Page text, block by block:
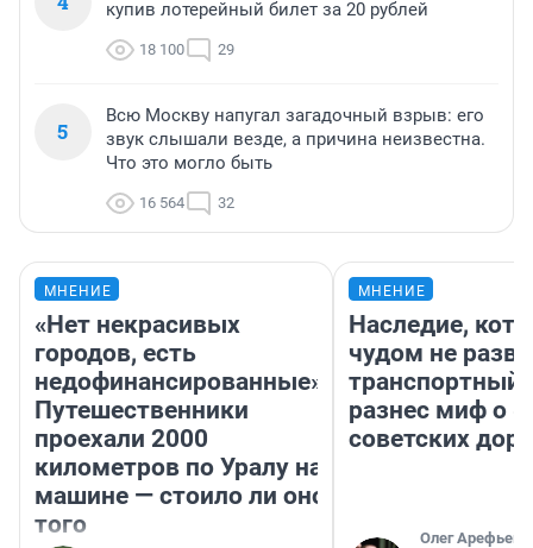
купив лотерейный билет за 20 рублей
18 100 29
5
Всю Москву напугал загадочный взрыв: его
звук слышали везде, а причина неизвестна.
Что это могло быть
16 564 32
МНЕНИЕ
«Нет некрасивых
городов, есть
недофинансированные».
Путешественники
проехали 2000
километров по Уралу на
машине — стоило ли оно
того
МНЕНИЕ
Наследие,
чудом не
транспортный
разнес миф о
советских
Олег Арефьев